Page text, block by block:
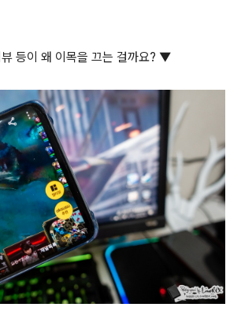
등이 왜 이목을 끄는 걸까요? ▼